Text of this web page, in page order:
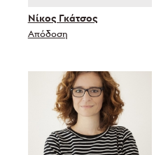
Νίκος Γκάτσος
Απόδοση